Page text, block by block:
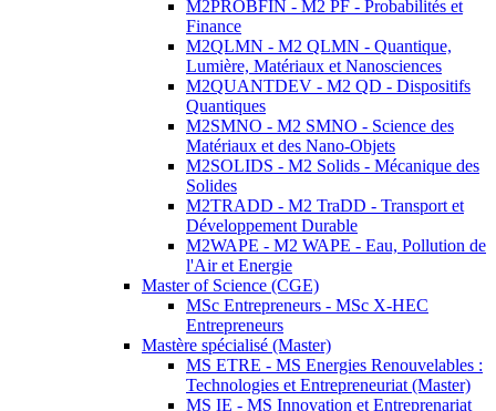
M2PROBFIN - M2 PF - Probabilités et
Finance
M2QLMN - M2 QLMN - Quantique,
Lumière, Matériaux et Nanosciences
M2QUANTDEV - M2 QD - Dispositifs
Quantiques
M2SMNO - M2 SMNO - Science des
Matériaux et des Nano-Objets
M2SOLIDS - M2 Solids - Mécanique des
Solides
M2TRADD - M2 TraDD - Transport et
Développement Durable
M2WAPE - M2 WAPE - Eau, Pollution de
l'Air et Energie
Master of Science (CGE)
MSc Entrepreneurs - MSc X-HEC
Entrepreneurs
Mastère spécialisé (Master)
MS ETRE - MS Energies Renouvelables :
Technologies et Entrepreneuriat (Master)
MS IE - MS Innovation et Entreprenariat